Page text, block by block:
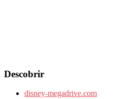
Descobrir
disney-megadrive.com